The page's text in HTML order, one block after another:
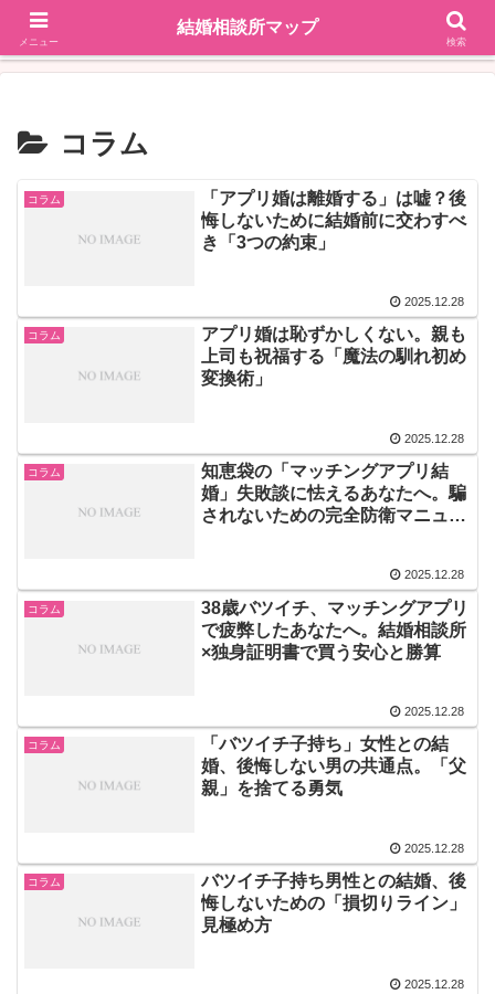
掲載依頼はこちら
コラム
コラム
「アプリ婚は離婚する」は嘘？後
悔しないために結婚前に交わすべ
き「3つの約束」
2025.12.28
コラム
アプリ婚は恥ずかしくない。親も
上司も祝福する「魔法の馴れ初め
変換術」
2025.12.28
コラム
知恵袋の「マッチングアプリ結
婚」失敗談に怯えるあなたへ。騙
されないための完全防衛マニュア
2025.12.28
コラム
38歳バツイチ、マッチングアプリ
で疲弊したあなたへ。結婚相談所
×独身証明書で買う安心と勝算
2025.12.28
コラム
「バツイチ子持ち」女性との結
婚、後悔しない男の共通点。「父
親」を捨てる勇気
2025.12.28
コラム
バツイチ子持ち男性との結婚、後
悔しないための「損切りライン」
見極め方
2025.12.28
メニュー
結婚相談所マップ
検索